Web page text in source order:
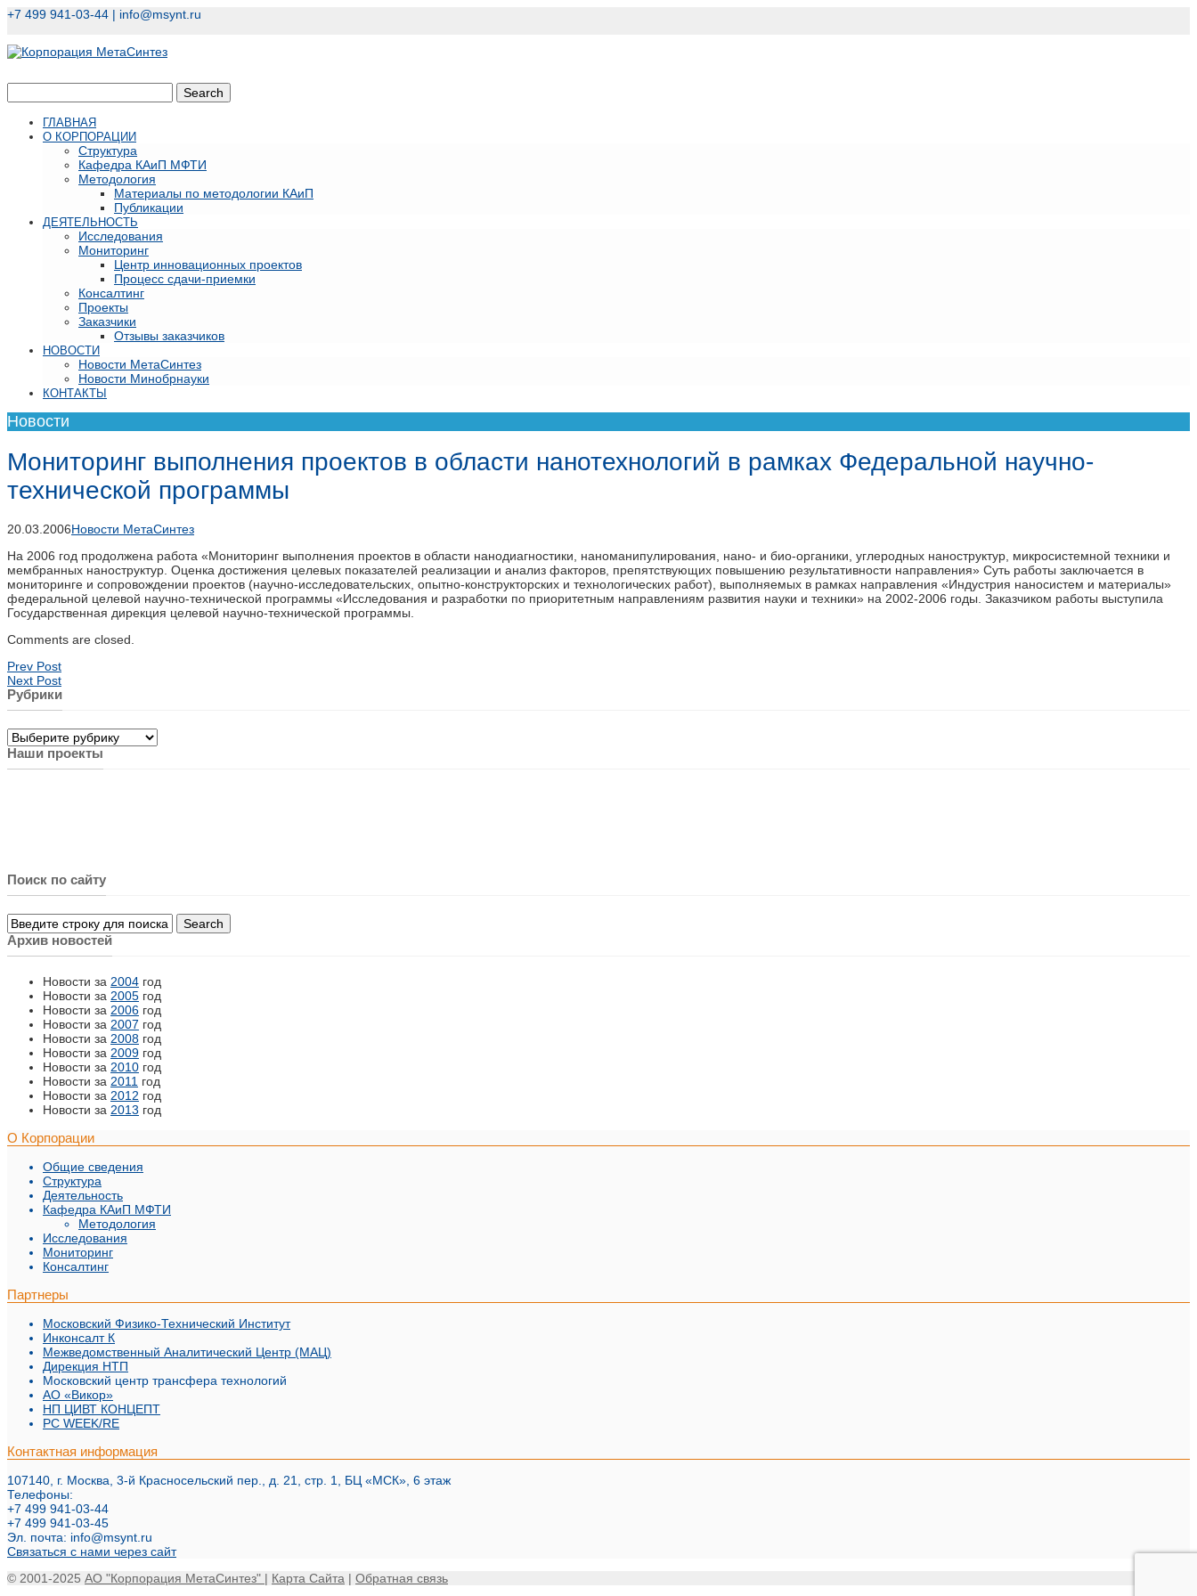
+7 499 941-03-44 | info@msynt.ru
ГЛАВНАЯ
О КОРПОРАЦИИ
Структура
Кафедра КАиП МФТИ
Методология
Материалы по методологии КАиП
Публикации
ДЕЯТЕЛЬНОСТЬ
Исследования
Мониторинг
Центр инновационных проектов
Процесс сдачи-приемки
Консалтинг
Проекты
Заказчики
Отзывы заказчиков
НОВОСТИ
Новости МетаСинтез
Новости Минобрнауки
КОНТАКТЫ
Новости
Мониторинг выполнения проектов в области нанотехнологий в рамках Федеральной научно-
технической программы
20.03.2006Новости МетаСинтез
На 2006 год продолжена работа «Мониторинг выполнения проектов в области нанодиагностики, наноманипулирования, нано- и био-органики, углеродных наноструктур, микросистемной техники и
мембранных наноструктур. Оценка достижения целевых показателей реализации и анализ факторов, препятствующих повышению результативности направления» Суть работы заключается в
мониторинге и сопровождении проектов (научно-исследовательских, опытно-конструкторских и технологических работ), выполняемых в рамках направления «Индустрия наносистем и материалы»
федеральной целевой научно-технической программы «Исследования и разработки по приоритетным направлениям развития науки и техники» на 2002-2006 годы. Заказчиком работы выступила
Государственная дирекция целевой научно-технической программы.
Comments are closed.
Prev Post
Next Post
Рубрики
Рубрики
Наши проекты
Поиск по сайту
Архив новостей
Новости за 2004 год
Новости за 2005 год
Новости за 2006 год
Новости за 2007 год
Новости за 2008 год
Новости за 2009 год
Новости за 2010 год
Новости за 2011 год
Новости за 2012 год
Новости за 2013 год
О Корпорации
Общие сведения
Структура
Деятельность
Кафедра КАиП МФТИ
Методология
Исследования
Мониторинг
Консалтинг
Партнеры
Московский Физико-Технический Институт
Инконсалт К
Межведомственный Аналитический Центр (МАЦ)
Дирекция НТП
Московский центр трансфера технологий
АО «Викор»
НП ЦИВТ КОНЦЕПТ
PC WEEK/RE
Контактная информация
107140, г. Москва, 3-й Красносельский пер., д. 21, стр. 1, БЦ «МСК», 6 этаж
Телефоны:
+7 499 941-03-44
+7 499 941-03-45
Эл. почта: info@msynt.ru
Связаться с нами через сайт
© 2001-2025 АО "Корпорация МетаСинтез" | Карта Сайта | Обратная связь